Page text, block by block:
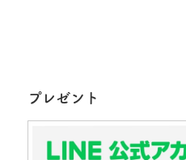
プレゼント